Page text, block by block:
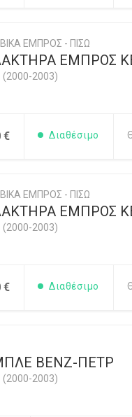
ΕΜΠΡΟΣ - ΠΙΣΩ
ΕΜΠΡΟΣ
(2000-2003)
€ Διαθέσιμο
ΕΜΠΡΟΣ - ΠΙΣΩ
ΕΜΠΡΟΣ
(2000-2003)
€ Διαθέσιμο
ΒΕΝΖ-ΠΕΤΡ
(2000-2003)